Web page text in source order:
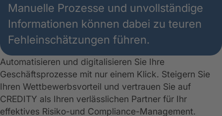
Manuelle Prozesse und unvollständige
Informationen können dabei zu teuren
Fehleinschätzungen führen.
Automatisieren und digitalisieren Sie Ihre
Geschäftsprozesse mit nur einem Klick. Steigern Sie
Ihren Wettbewerbsvorteil und vertrauen Sie auf
CREDITY als Ihren verlässlichen Partner für Ihr
effektives Risiko-und Compliance-Management.